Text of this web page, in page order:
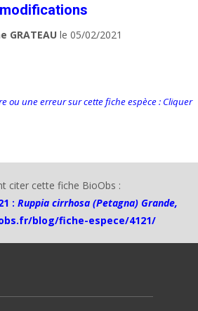
GRATEAU le 05/02/2021
ou une erreur sur cette fiche espèce : Cliquer
citer cette fiche BioObs :
: Ruppia cirrhosa (Petagna) Grande,
blog/fiche-espece/4121/